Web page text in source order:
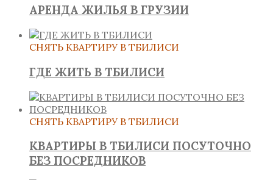
АРЕНДА ЖИЛЬЯ В ГРУЗИИ
СНЯТЬ КВАРТИРУ В ТБИЛИСИ
ГДЕ ЖИТЬ В ТБИЛИСИ
СНЯТЬ КВАРТИРУ В ТБИЛИСИ
КВАРТИРЫ В ТБИЛИСИ ПОСУТОЧНО
БЕЗ ПОСРЕДНИКОВ